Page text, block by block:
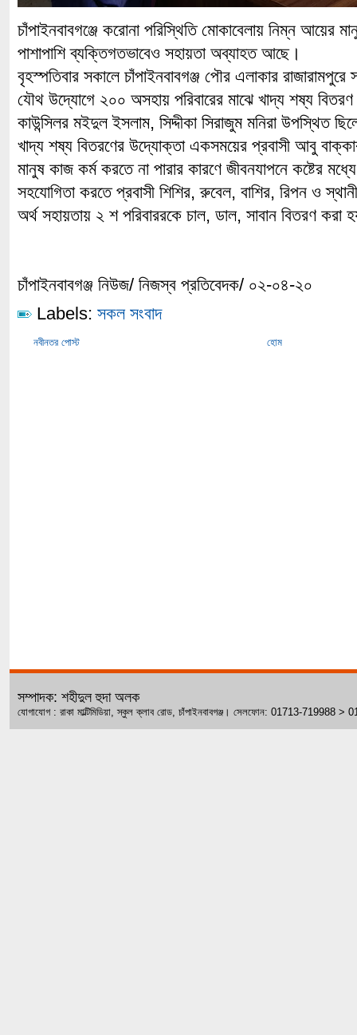
চাঁপাইনবাবগঞ্জে করোনা পরিস্থিতি মোকাবেলায় নিম্ন আয়ের
পাশাপাশি ব্যক্তিগতভাবেও সহায়তা অব্যাহত আছে।
বৃহস্পতিবার সকালে চাঁপাইনবাবগঞ্জ পৌর এলাকার রাজারামপুরে
যৌথ উদ্যোগে ২০০ অসহায় পরিবারের মাঝে খাদ্য শষ্য
কাউন্সিলর মইদুল ইসলাম, সিদ্দীকা সিরাজুম মনিরা উপস্থিত
খাদ্য শষ্য বিতরণের উদ্যোক্তা একসময়ের প্রবাসী আবু
মানুষ কাজ কর্ম করতে না পারার কারণে জীবনযাপনে কষ্টের
সহযোগিতা করতে প্রবাসী শিশির, রুবেল, বাশির, রিপন ও
অর্থ সহায়তায় ২ শ পরিবাররকে চাল, ডাল, সাবান বিতরণ করা
চাঁপাইনবাবগঞ্জ নিউজ/ নিজস্ব প্রতিবেদক/ ০২-০৪-২০
Labels: সকল সংবাদ
নবীনতর পোস্ট হোম
সম্পাদক: শহীদুল হুদা অলক
যোগাযোগ : রাকা মাল্টিমিডিয়া, স্কুল ক্লাব রোড, চাঁপাইনবাবগঞ্জ। সেলফোন: 01713-